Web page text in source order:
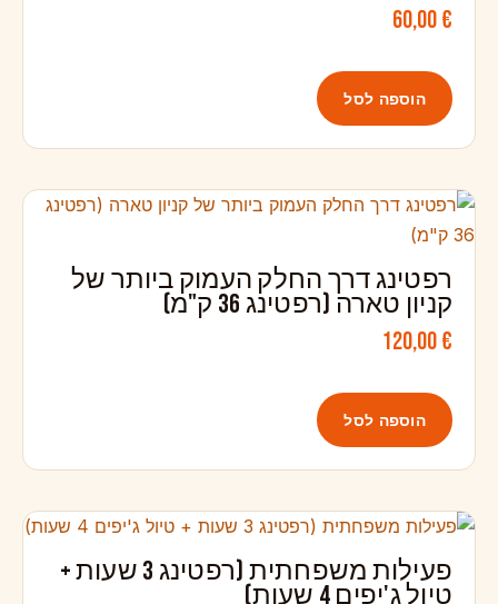
60,00€
הוספה לסל
רפטינג דרך החלק העמוק ביותר של
קניון טארה (רפטינג 36 ק"מ)
120,00€
הוספה לסל
פעילות משפחתית (רפטינג 3 שעות +
טיול ג'יפים 4 שעות)